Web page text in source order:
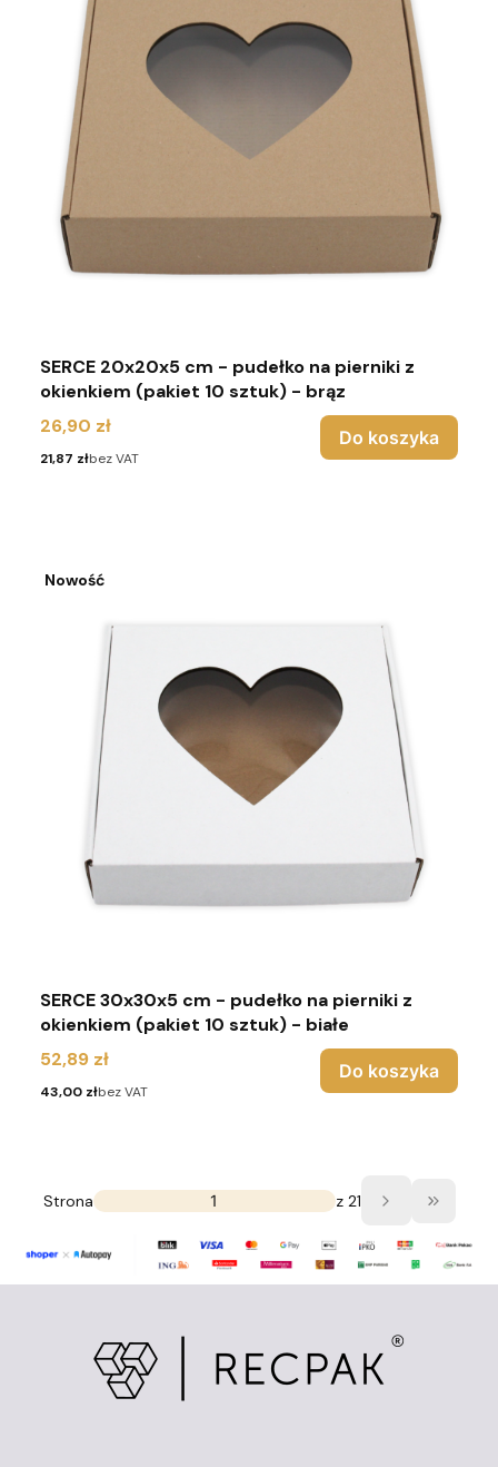
SERCE 20x20x5 cm - pudełko na pierniki z
okienkiem (pakiet 10 sztuk) - brąz
Cena
26,90 zł
Cena
21,87 złbez VAT
Do koszyka
Nowość
SERCE 30x30x5 cm - pudełko na pierniki z
okienkiem (pakiet 10 sztuk) - białe
Cena
52,89 zł
Cena
43,00 złbez VAT
Do koszyka
Strona z 21